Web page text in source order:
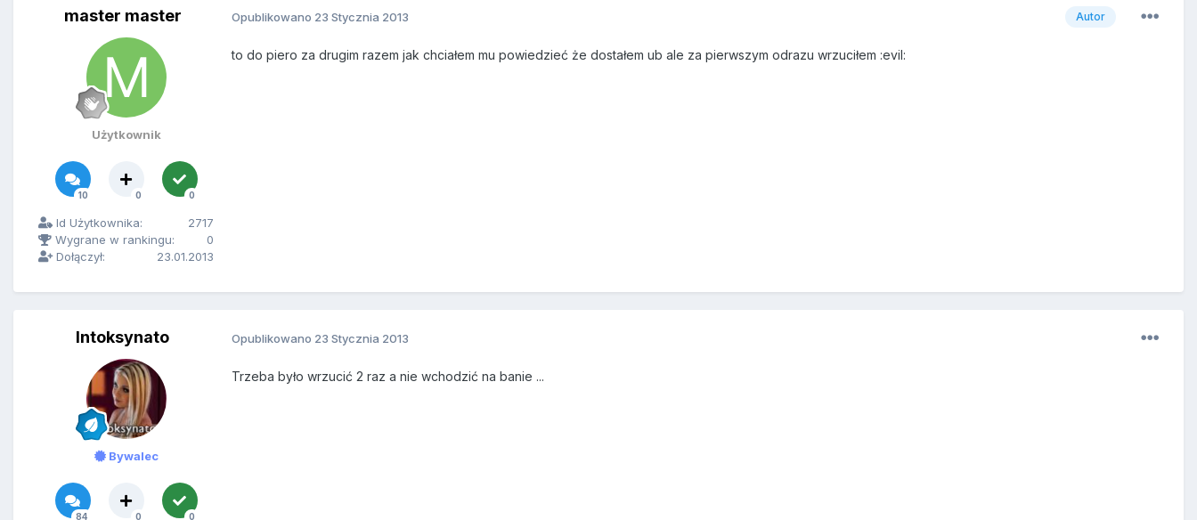
master master
Użytkownik
10 0 0
Id Użytkownika:
2717
Wygrane w rankingu:
0
Dołączył:
23.01.2013
Autor
Opublikowano 23 Stycznia 2013
to do piero za drugim razem jak chciałem mu powiedzieć że dostałem ub ale za pierwszym odrazu wrzuciłem :evil:
Intoksynato
Bywalec
84 0 0
Opublikowano 23 Stycznia 2013
Trzeba było wrzucić 2 raz a nie wchodzić na banie ...